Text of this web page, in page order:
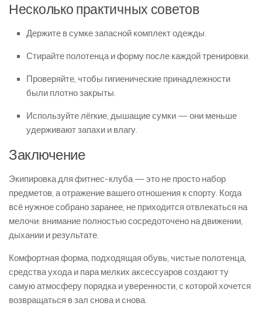
Несколько практичных советов
Держите в сумке запасной комплект одежды.
Стирайте полотенца и форму после каждой тренировки.
Проверяйте, чтобы гигиенические принадлежности
были плотно закрыты.
Используйте лёгкие, дышащие сумки — они меньше
удерживают запахи и влагу.
Заключение
Экипировка для фитнес-клуба — это не просто набор
предметов, а отражение вашего отношения к спорту. Когда
всё нужное собрано заранее, не приходится отвлекаться на
мелочи: внимание полностью сосредоточено на движении,
дыхании и результате.
Комфортная форма, подходящая обувь, чистые полотенца,
средства ухода и пара мелких аксессуаров создают ту
самую атмосферу порядка и уверенности, с которой хочется
возвращаться в зал снова и снова.